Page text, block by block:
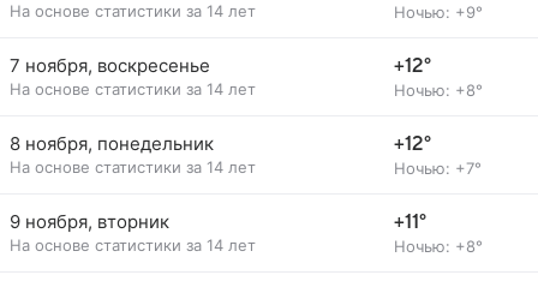
На основе статистики за 14 лет Ночью: +9°
7 ноября, воскресенье
На основе статистики за 14 лет
+12°
Ночью: +8°
8 ноября, понедельник
На основе статистики за 14 лет
+12°
Ночью: +7°
9 ноября, вторник
На основе статистики за 14 лет
+11°
Ночью: +8°